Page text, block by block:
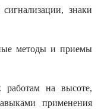
знаки
методы и приемы
работам на высоте,
применения